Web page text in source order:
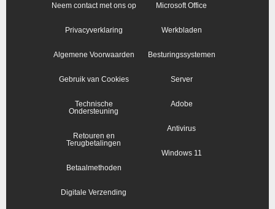
Neem contact met ons op
Privacyverklaring
Algemene Voorwaarden
Gebruik van Cookies
Technische
Ondersteuning
Retouren en
Terugbetalingen
Betaalmethoden
Digitale Verzending
Microsoft Office
Werkbladen
Besturingssystemen
Server
Adobe
Antivirus
Windows 11